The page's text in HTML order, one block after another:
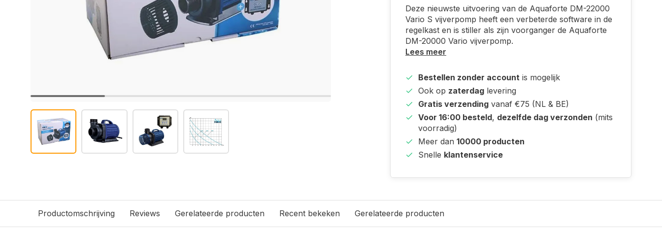
Deze nieuwste uitvoering van de Aquaforte DM-22000
Vario S vijverpomp heeft een verbeterde software in de
regelkast en is stiller als zijn voorganger de Aquaforte
DM-20000 Vario vijverpomp.
Lees meer
Bestellen zonder account is mogelijk
Ook op zaterdag levering
Gratis verzending vanaf €75 (NL & BE)
Voor 16:00 besteld, dezelfde dag verzonden (mits
voorradig)
Meer dan 10000 producten
Snelle klantenservice
Productomschrijving Reviews Gerelateerde producten Recent bekeken Gerelateerde producten